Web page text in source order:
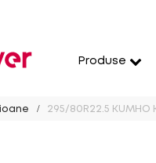
Produse
295/80R22.5 KUMHO